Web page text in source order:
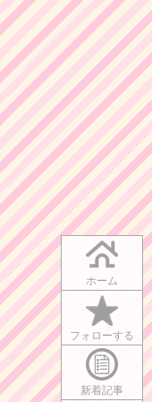
ホーム
フォローする
新着記事